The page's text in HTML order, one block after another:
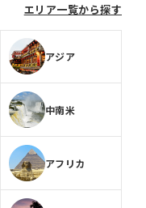
エリア一覧から探す
アジア
中南米
アフリカ